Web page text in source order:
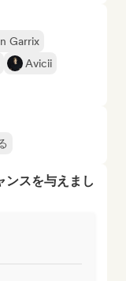
Garrix
Avicii
ンスを与えまし